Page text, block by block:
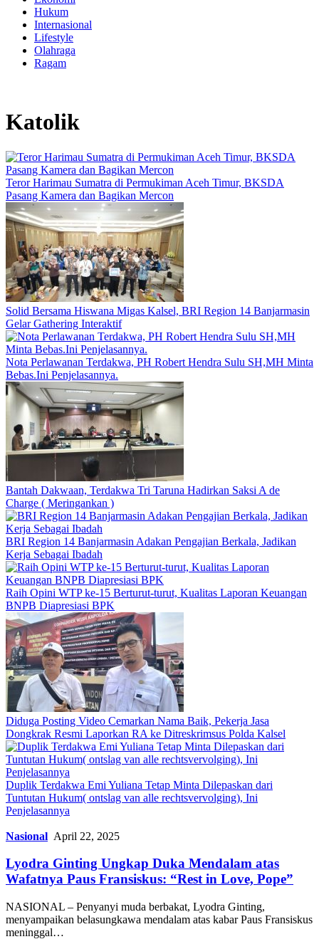
Hukum
Internasional
Lifestyle
Olahraga
Ragam
Katolik
Teror Harimau Sumatra di Permukiman Aceh Timur, BKSDA
Pasang Kamera dan Bagikan Mercon
Solid Bersama Hiswana Migas Kalsel, BRI Region 14 Banjarmasin
Gelar Gathering Interaktif
Nota Perlawanan Terdakwa, PH Robert Hendra Sulu SH,MH Minta
Bebas.Ini Penjelasannya.
Bantah Dakwaan, Terdakwa Tri Taruna Hadirkan Saksi A de
Charge ( Meringankan )
BRI Region 14 Banjarmasin Adakan Pengajian Berkala, Jadikan
Kerja Sebagai Ibadah
Raih Opini WTP ke-15 Berturut-turut, Kualitas Laporan Keuangan
BNPB Diapresiasi BPK
Diduga Posting Video Cemarkan Nama Baik, Pekerja Jasa
Dongkrak Resmi Laporkan RA ke Ditreskrimsus Polda Kalsel
Duplik Terdakwa Emi Yuliana Tetap Minta Dilepaskan dari
Tuntutan Hukum( ontslag van alle rechtsvervolging), Ini
Penjelasannya
Nasional April 22, 2025
Lyodra Ginting Ungkap Duka Mendalam atas
Wafatnya Paus Fransiskus: “Rest in Love, Pope”
NASIONAL – Penyanyi muda berbakat, Lyodra Ginting,
menyampaikan belasungkawa mendalam atas kabar Paus Fransiskus
meninggal…